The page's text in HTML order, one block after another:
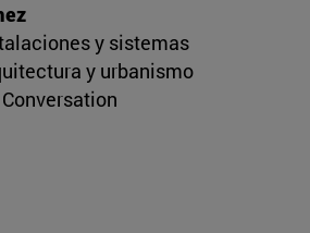
y sistemas
y urbanismo